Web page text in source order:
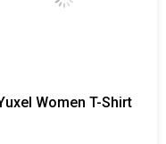
Women T-Shirt